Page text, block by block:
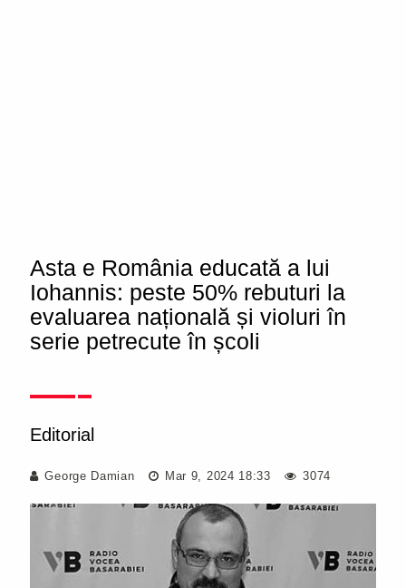
Asta e România educată a lui
Iohannis: peste 50% rebuturi la
evaluarea națională și violuri în
serie petrecute în școli
Editorial
George Damian Mar 9, 2024 18:33 3074